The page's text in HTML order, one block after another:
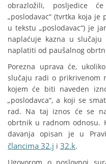
obrazložili, posljedice
„poslodavac“ (tvrtka koja
u tekstu „poslodavac“) je
naplaćuje kazna u
naplatiti od paušalnog
Porezna uprava će,
slučaju radi o prikrivenom
kojem će biti naveden
„poslodavca“, a koji se
rad. Na taj iznos će se
obrtnik u radnom odnosu.
davanja opisan je u
člancima 32.j i 32.k.